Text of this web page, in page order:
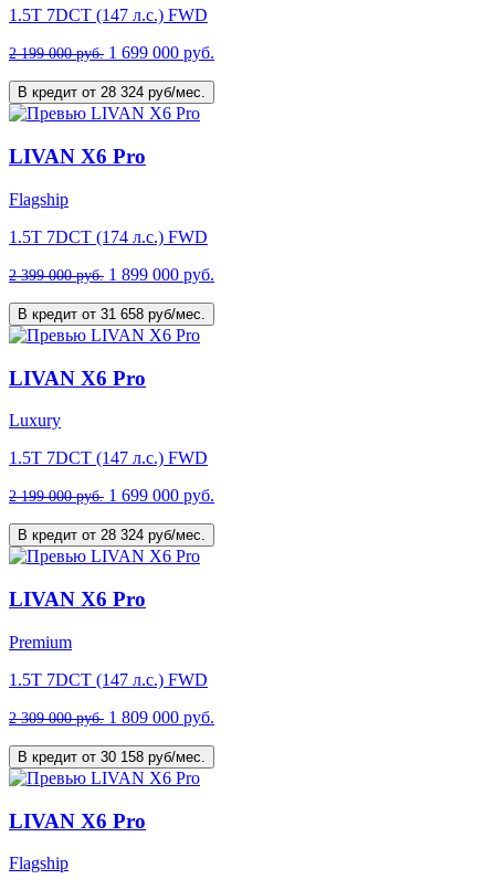
1.5T 7DCT (147 л.с.) FWD
2 199 000 руб. 1 699 000 руб.
В кредит от 28 324 руб/мес.
LIVAN X6 Pro
Flagship
1.5T 7DCT (174 л.с.) FWD
2 399 000 руб. 1 899 000 руб.
В кредит от 31 658 руб/мес.
LIVAN X6 Pro
Luxury
1.5T 7DCT (147 л.с.) FWD
2 199 000 руб. 1 699 000 руб.
В кредит от 28 324 руб/мес.
LIVAN X6 Pro
Premium
1.5T 7DCT (147 л.с.) FWD
2 309 000 руб. 1 809 000 руб.
В кредит от 30 158 руб/мес.
LIVAN X6 Pro
Flagship